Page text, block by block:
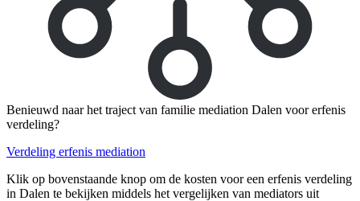
Benieuwd naar het traject van familie mediation Dalen voor erfenis
verdeling?
Verdeling erfenis mediation
Klik op bovenstaande knop om de kosten voor een erfenis verdeling
in Dalen te bekijken middels het vergelijken van mediators uit